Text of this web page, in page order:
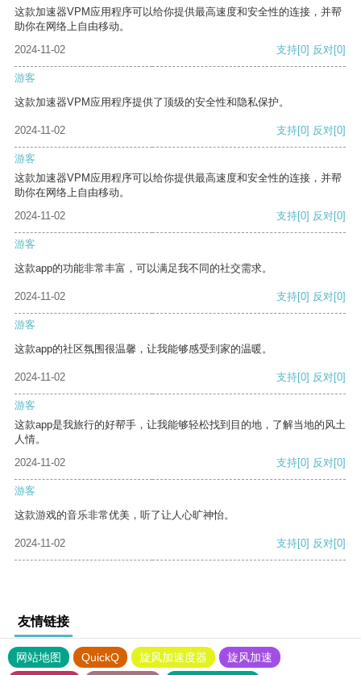
这款加速器VPM应用程序可以给你提供最高速度和安全性的连接，并帮
助你在网络上自由移动。
2024-11-02
支持[0] 反对[0]
游客
这款加速器VPM应用程序提供了顶级的安全性和隐私保护。
2024-11-02 支持[0] 反对[0]
游客
这款加速器VPM应用程序可以给你提供最高速度和安全性的连接，并帮
助你在网络上自由移动。
2024-11-02
支持[0] 反对[0]
游客
这款app的功能非常丰富，可以满足我不同的社交需求。
2024-11-02 支持[0] 反对[0]
游客
这款app的社区氛围很温馨，让我能够感受到家的温暖。
2024-11-02 支持[0] 反对[0]
游客
这款app是我旅行的好帮手，让我能够轻松找到目的地，了解当地的风土
人情。
2024-11-02
支持[0] 反对[0]
游客
这款游戏的音乐非常优美，听了让人心旷神怡。
2024-11-02 支持[0] 反对[0]
友情链接
网站地图 QuickQ 旋风加速度器 旋风加速